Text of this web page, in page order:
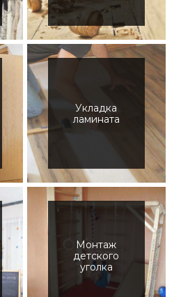
Укладка
ламината
Монтаж
детского
уголка